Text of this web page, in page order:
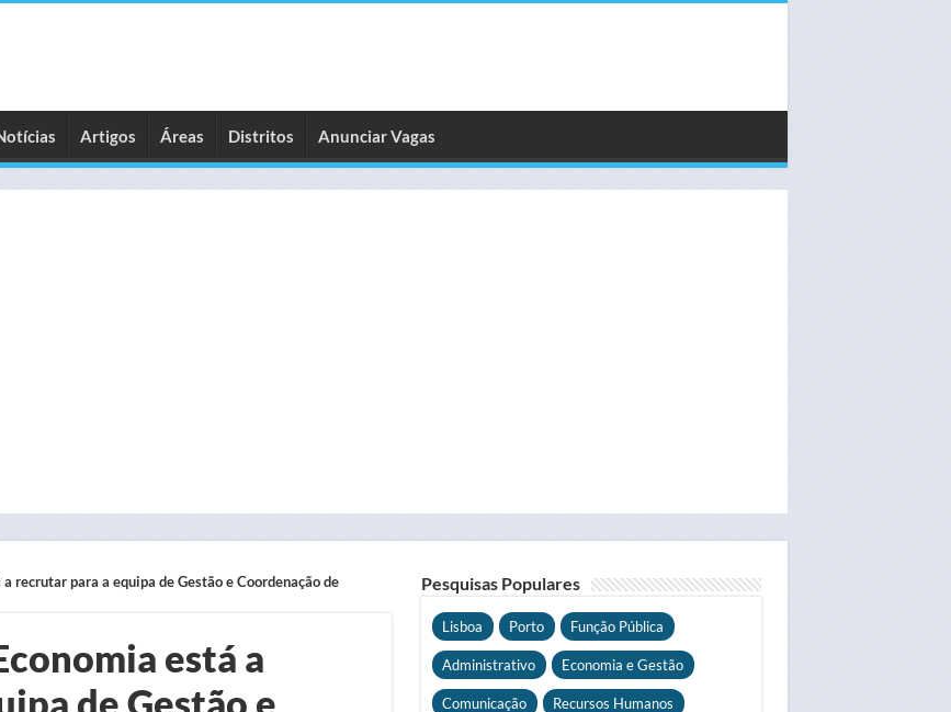
Artigos Áreas Distritos Anunciar Vagas
recrutar para a equipa de Gestão e Coordenação de
está a
de Gestão e
Pesquisas Populares
Lisboa Porto Função Pública
Administrativo Economia e Gestão
Comunicação Recursos Humanos